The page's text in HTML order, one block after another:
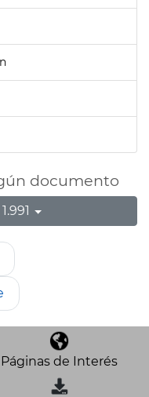
documento
Páginas de Interés